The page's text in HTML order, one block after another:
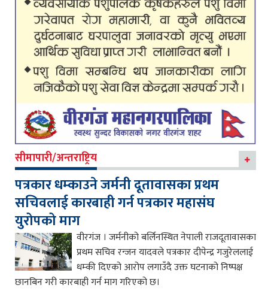
सीमापारी/अन्तराष्ट्रिय
पत्रकार धम्काउने जर्मनी दूतावासका प्रथम
सचिवलाई कारबाही गर्न पत्रकार महासंघ
युरोपको माग
वीरगंज । जर्मनीको बर्लिनस्थित नेपाली राजदूतावासका
प्रथम सचिव रन्जन यादवले पत्रकार दीपेन्द्र गजुरेललाई
धम्की दिएको आरोप लगाउँदै उक्त घटनाको निष्पक्ष
छानबिन गरी कारबाही गर्न माग गरिएको छ।